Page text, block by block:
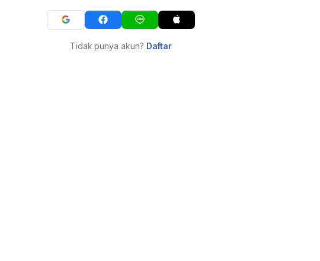
Tidak punya akun? Daftar